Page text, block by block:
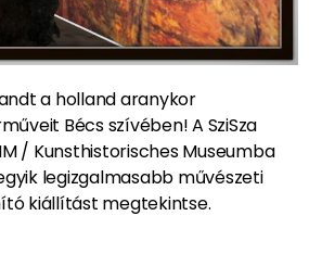
a holland aranykor
Bécs szívében! A SziSza
/ Kunsthistorisches Museumba
legizgalmasabb művészeti
kiállítást megtekintse.